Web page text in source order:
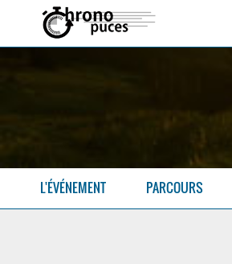
L'ÉVÉNEMENT PARCOURS